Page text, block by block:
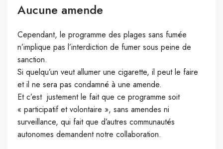
Aucune amende
Cependant, le programme des plages sans fumée
n’implique pas l’interdiction de fumer sous peine de
sanction.
Si quelqu’un veut allumer une cigarette, il peut le faire
et il ne sera pas condamné à une amende.
Et c’est justement le fait que ce programme soit
« participatif et volontaire », sans amendes ni
surveillance, qui fait que d’autres communautés
autonomes demandent notre collaboration.